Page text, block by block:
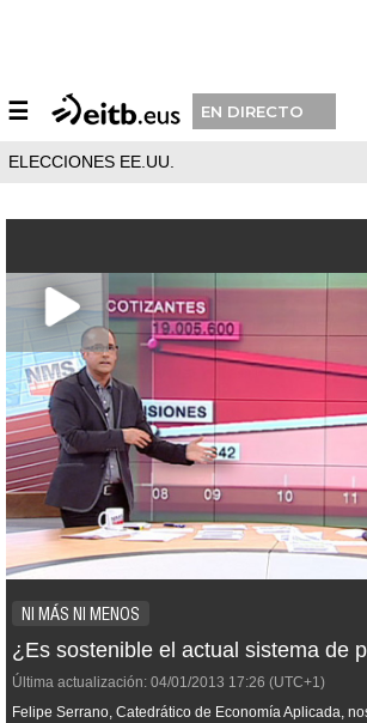
☰ EN DIRECTO
ELECCIONES EE.UU.
NI MÁS NI MENOS
¿Es sostenible el actual sistema de
Última actualización: 04/01/2013 17:26 (UTC+1)
Felipe Serrano, Catedrático de Economía Aplicada,